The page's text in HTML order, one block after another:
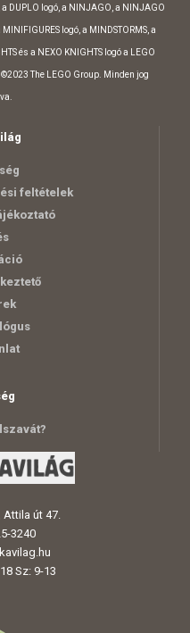
DUPLO logó, a NINJAGO, a NINJAGO
logó, a MINDSTORMS, a
és a NEXO KNIGHTS logó a LEGO
The LEGO Group. Minden jog
feltételek
Attila út 47.
3240
Sz: 9-13